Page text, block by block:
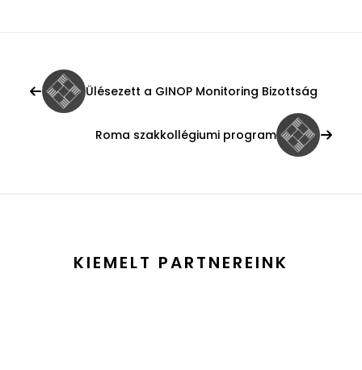
Ülésezett a GINOP Monitoring Bizottság
Roma szakkollégiumi program
KIEMELT PARTNEREINK